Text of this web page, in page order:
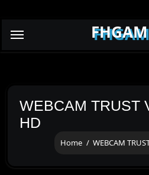
WEBCAM TRUST
HD
Home WEBCAM